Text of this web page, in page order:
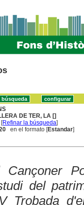
DE TER, LA []
[Refinar la búsqueda]
en el formato [Estandar]
Cançoner
del
Trobada